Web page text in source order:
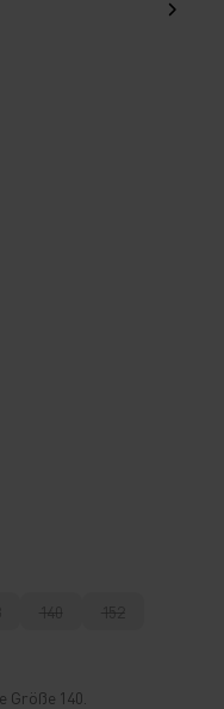
140
152
Größe 140.